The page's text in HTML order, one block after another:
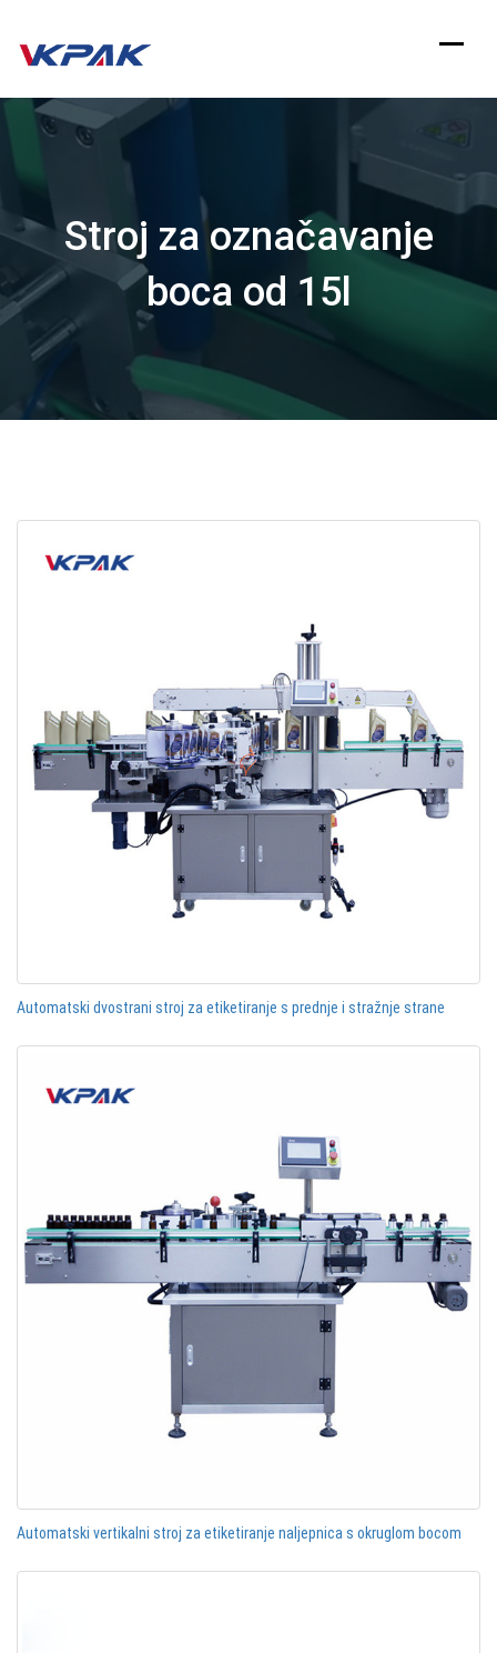
Preskoči
Stroj za označavanje
boca od 15l
Automatski dvostrani stroj za etiketiranje s prednje i stražnje strane
Automatski vertikalni stroj za etiketiranje naljepnica s okruglom bocom